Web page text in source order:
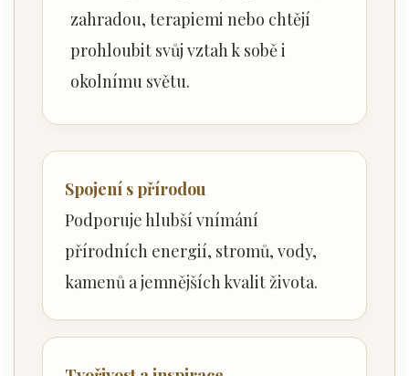
zahradou, terapiemi nebo chtějí
prohloubit svůj vztah k sobě i
okolnímu světu.
Spojení s přírodou
Podporuje hlubší vnímání
přírodních energií, stromů, vody,
kamenů a jemnějších kvalit života.